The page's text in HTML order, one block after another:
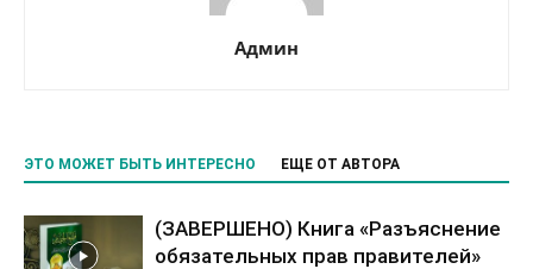
Админ
ЭТО МОЖЕТ БЫТЬ ИНТЕРЕСНО ЕЩЕ ОТ АВТОРА
(ЗАВЕРШЕНО) Книга «Разъяснение
обязательных прав правителей»